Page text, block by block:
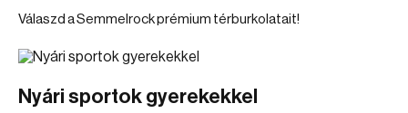
Válaszd a Semmelrock prémium térburkolatait!
Nyári sportok gyerekekkel